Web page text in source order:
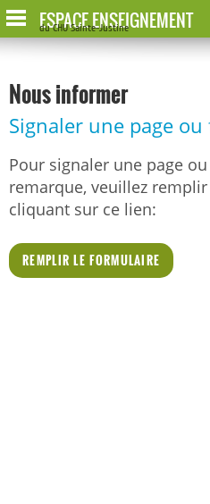
ESPACE ENSEIGNEMENT
du CHU Sainte-Justine
Nous informer
Signaler une page
Pour signaler une page
remarque, veuillez
cliquant sur ce lien:
REMPLIR LE FORMULAIRE